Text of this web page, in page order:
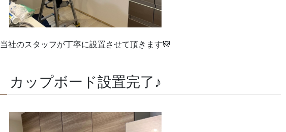
当社のスタッフが丁寧に設置させて頂きます🐼
カップボード設置完了♪